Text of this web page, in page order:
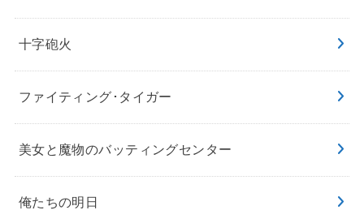
十字砲火
ファイティング･タイガー
美女と魔物のバッティングセンター
俺たちの明日